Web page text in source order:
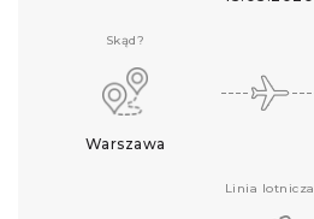
Skąd?
Warszawa
Linia lotnicza